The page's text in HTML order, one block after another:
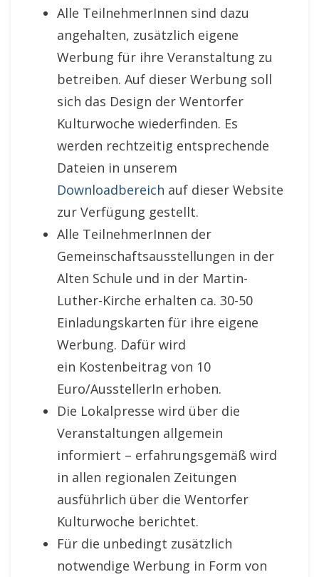
Alle TeilnehmerInnen sind dazu
angehalten, zusätzlich eigene
Werbung für ihre Veranstaltung zu
betreiben. Auf dieser Werbung soll
sich das Design der Wentorfer
Kulturwoche wiederfinden. Es
werden rechtzeitig entsprechende
Dateien in unserem
Downloadbereich auf dieser Website
zur Verfügung gestellt.
Alle TeilnehmerInnen der
Gemeinschaftsausstellungen in der
Alten Schule und in der Martin-
Luther-Kirche erhalten ca. 30-50
Einladungskarten für ihre eigene
Werbung. Dafür wird
ein Kostenbeitrag von 10
Euro/AusstellerIn erhoben.
Die Lokalpresse wird über die
Veranstaltungen allgemein
informiert – erfahrungsgemäß wird
in allen regionalen Zeitungen
ausführlich über die Wentorfer
Kulturwoche berichtet.
Für die unbedingt zusätzlich
notwendige Werbung in Form von